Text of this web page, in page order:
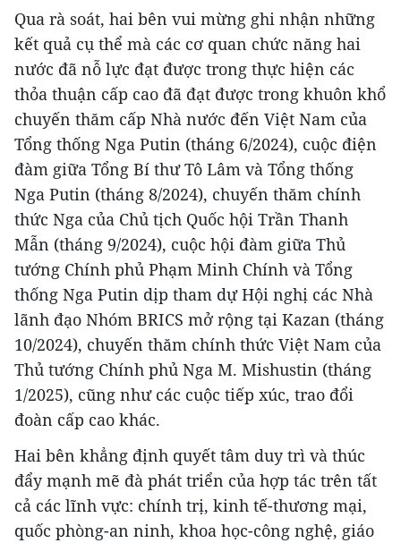
Qua rà soát, hai bên vui mừng ghi nhận những
kết quả cụ thể mà các cơ quan chức năng hai
nước đã nỗ lực đạt được trong thực hiện các
thỏa thuận cấp cao đã đạt được trong khuôn khổ
chuyến thăm cấp Nhà nước đến Việt Nam của
Tổng thống Nga Putin (tháng 6/2024), cuộc điện
đàm giữa Tổng Bí thư Tô Lâm và Tổng thống
Nga Putin (tháng 8/2024), chuyến thăm chính
thức Nga của Chủ tịch Quốc hội Trần Thanh
Mẫn (tháng 9/2024), cuộc hội đàm giữa Thủ
tướng Chính phủ Phạm Minh Chính và Tổng
thống Nga Putin dịp tham dự Hội nghị các Nhà
lãnh đạo Nhóm BRICS mở rộng tại Kazan (tháng
10/2024), chuyến thăm chính thức Việt Nam của
Thủ tướng Chính phủ Nga M. Mishustin (tháng
1/2025), cũng như các cuộc tiếp xúc, trao đổi
đoàn cấp cao khác.
Hai bên khẳng định quyết tâm duy trì và thúc
đẩy mạnh mẽ đà phát triển của hợp tác trên tất
cả các lĩnh vực: chính trị, kinh tế-thương mại,
quốc phòng-an ninh, khoa học-công nghệ, giáo